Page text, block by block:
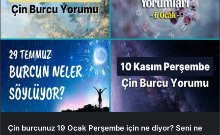
Çin burcunuz 19 Ocak Perşembe için ne diyor? Seni ne